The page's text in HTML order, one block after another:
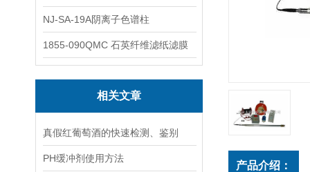
NJ-SA-19A阴离子色谱柱
1855-090QMC 石英纤维滤纸滤膜
相关文章
真假红葡萄酒的快速检测、鉴别
PH缓冲剂使用方法
产品介绍：